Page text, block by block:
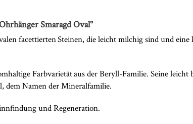
Smaragd Oval"
facettierten Steinen, die leicht milchig sind und
Farbvarietät aus der Beryll-Familie. Seine
dem Namen der Mineralfamilie.
und Regeneration.